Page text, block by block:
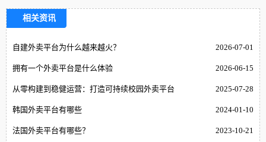
相关资讯
2026-07-01
自建外卖平台为什么越来越火？
2026-06-15
拥有一个外卖平台是什么体验
2025-07-28
从零构建到稳健运营：打造可持续校园外卖平台
2024-01-10
韩国外卖平台有哪些
2023-10-21
法国外卖平台有哪些？